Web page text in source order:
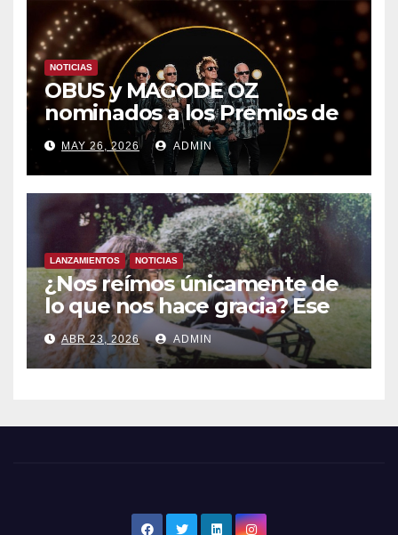
NOTICIAS
OBUS y MAGODE OZ
nominados a los Premios de
la Academia de la Música de
España- Esta noche en La 2
MAY 26, 2026 ADMIN
LANZAMIENTOS NOTICIAS
¿Nos reímos únicamente de
lo que nos hace gracia? Ese
chiste ya me lo has contado,
el nuevo single de JUAN
ANSELMO
ABR 23, 2026 ADMIN